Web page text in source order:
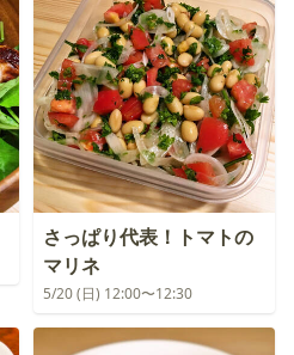
さっぱり代表！トマトの
マリネ
5/20 (日) 12:00〜12:30